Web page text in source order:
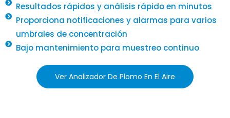
Resultados rápidos y análisis rápido en minutos
Proporciona notificaciones y alarmas para varios
umbrales de concentración
Bajo mantenimiento para muestreo continuo
Ver Analizador De Plomo En El Aire